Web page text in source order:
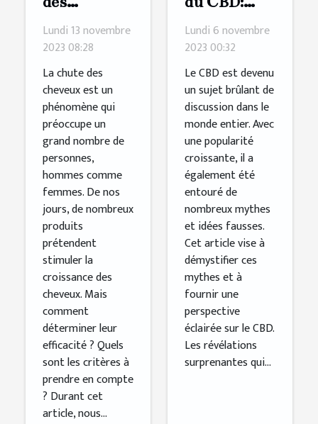
produits
pour
stimuler la
croissance
des cheveux
Lundi 13 novembre
2023 08:28
La chute des
cheveux est un
phénomène qui
préoccupe un
grand nombre de
personnes,
hommes comme
femmes. De nos
jours, de nombreux
produits
prétendent
stimuler la
croissance des
cheveux. Mais
comment
déterminer leur
efficacité ? Quels
sont les critères à
prendre en compte
? Durant cet
article, nous...
Débunking
les mythes
Lundi 6 novembre
2023 00:32
Le CBD est devenu
un sujet brûlant de
discussion dans le
monde entier. Avec
une popularité
croissante, il a
également été
entouré de
nombreux mythes
et idées fausses.
Cet article vise à
démystifier ces
mythes et à
fournir une
perspective
éclairée sur le CBD.
Les révélations
surprenantes qui...